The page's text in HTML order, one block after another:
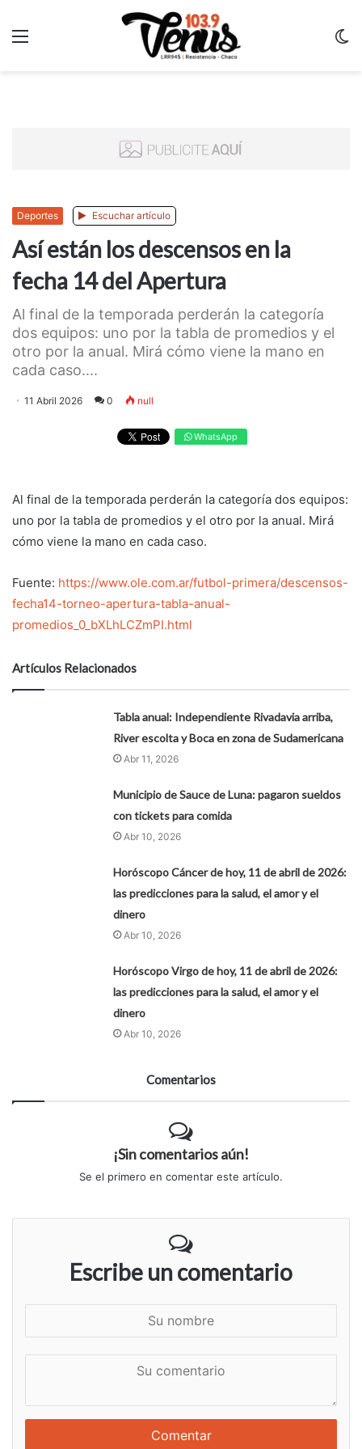
Deportes Escuchar artículo
Así están los descensos en la
fecha 14 del Apertura
Al final de la temporada perderán la categoría
dos equipos: uno por la tabla de promedios y el
otro por la anual. Mirá cómo viene la mano en
cada caso....
11 Abril 2026 0 null
WhatsApp
Al final de la temporada perderán la categoría dos equipos:
uno por la tabla de promedios y el otro por la anual. Mirá
cómo viene la mano en cada caso.
Fuente: https://www.ole.com.ar/futbol-primera/descensos-
fecha14-torneo-apertura-tabla-anual-
promedios_0_bXLhLCZmPI.html
Artículos Relacionados
Tabla anual: Independiente Rivadavia arriba,
River escolta y Boca en zona de Sudamericana
Abr 11, 2026
Municipio de Sauce de Luna: pagaron sueldos
con tickets para comida
Abr 10, 2026
Horóscopo Cáncer de hoy, 11 de abril de 2026:
las predicciones para la salud, el amor y el
dinero
Abr 10, 2026
Horóscopo Virgo de hoy, 11 de abril de 2026:
las predicciones para la salud, el amor y el
dinero
Abr 10, 2026
Comentarios
¡Sin comentarios aún!
Se el primero en comentar este artículo.
Escribe un comentario